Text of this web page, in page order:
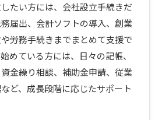
たい方には、会社設立手続きだ
届出、会計ソフトの導入、創業
労務手続きまでまとめて支援で
めている方には、日々の記帳、
金繰り相談、補助金申請、従業
ど、成長段階に応じたサポート